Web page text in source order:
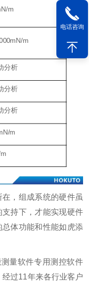
m
mN/m
分析
分析
分析
m
，组成系统的硬件虽
持下，才能实现硬件
体功能和性能如虎添
量软件专用测控软件
过11年来各行业客户
电话咨询